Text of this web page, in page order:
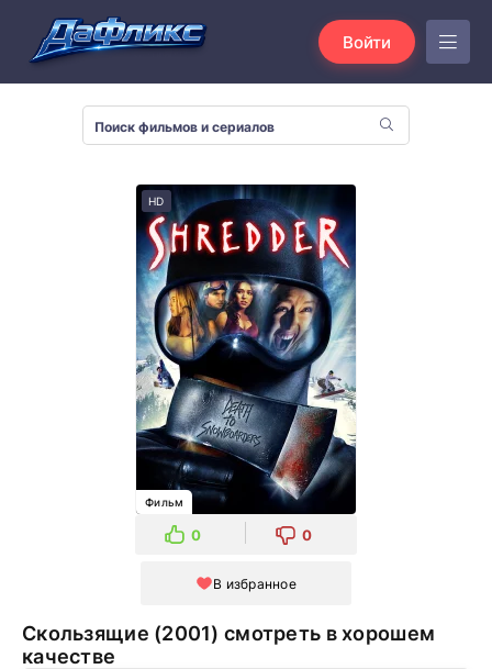
Войти
HD
Фильм
0 0
В избранное
Скользящие (2001) смотреть в хорошем
качестве